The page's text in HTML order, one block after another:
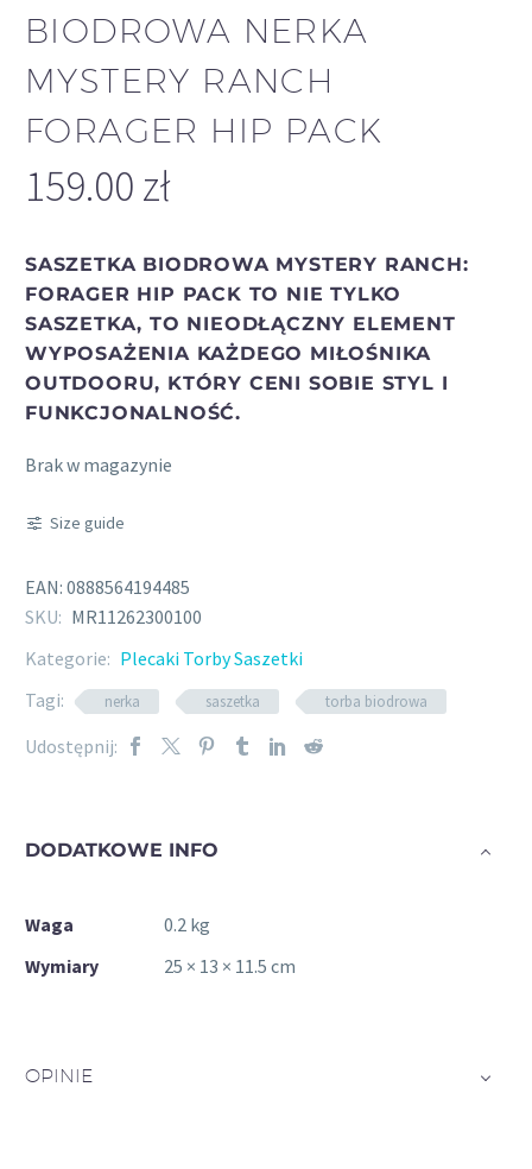
BIODROWA NERKA
MYSTERY RANCH
FORAGER HIP PACK
159.00 zł
SASZETKA BIODROWA MYSTERY RANCH:
FORAGER HIP PACK TO NIE TYLKO
SASZETKA, TO NIEODŁĄCZNY ELEMENT
WYPOSAŻENIA KAŻDEGO MIŁOŚNIKA
OUTDOORU, KTÓRY CENI SOBIE STYL I
FUNKCJONALNOŚĆ.
Brak w magazynie
Size guide
EAN: 0888564194485
SKU: MR11262300100
Kategorie: Plecaki Torby Saszetki
Tagi:
nerka saszetka torba biodrowa
Udostępnij:
DODATKOWE INFO
Waga
0.2 kg
Wymiary
25 × 13 × 11.5 cm
OPINIE